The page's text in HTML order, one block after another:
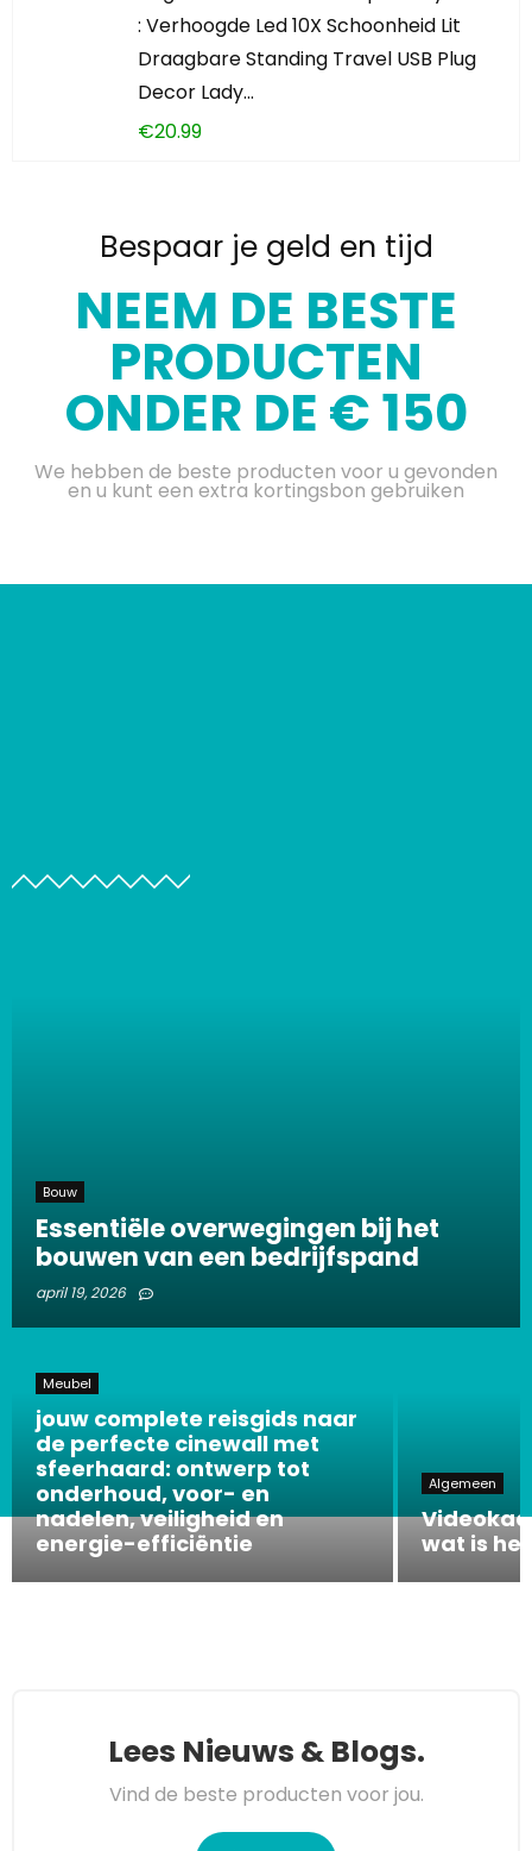
: Verhoogde Led 10X Schoonheid Lit
Draagbare Standing Travel USB Plug
Decor Lady…
€20.99
Bespaar je geld en tijd
NEEM DE BESTE
PRODUCTEN
ONDER DE € 150
We hebben de beste producten voor u gevonden
en u kunt een extra kortingsbon gebruiken
Bouw
Essentiële overwegingen bij het
bouwen van een bedrijfspand
april 19, 2026
Meubel
jouw complete reisgids naar
de perfecte cinewall met
sfeerhaard: ontwerp tot
onderhoud, voor- en
nadelen, veiligheid en
energie-efficiëntie
Algemeen
wat is
Lees Nieuws & Blogs.
Vind de beste producten voor jou.